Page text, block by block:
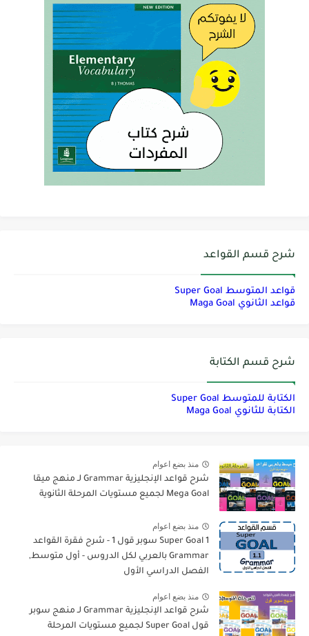
شرح قسم القواعد
قواعد المتوسط Super Goal
قواعد الثانوي Maga Goal
شرح قسم الكتابة
الكتابة للمتوسط Super Goal
الكتابة للثانوي Maga Goal
منذ بضع اعوام
شرح قواعد الإنجليزية Grammar لـ منهج ميقا
Mega Goal لجميع مستويات المرحلة الثانوية
منذ بضع اعوام
Super Goal 1 سوبر قول 1 - شرح فقرة القواعد
Grammar بالعربي لكل الدروس - أول متوسط,
الفصل الدراسي الأول
منذ بضع اعوام
شرح قواعد الإنجليزية Grammar لـ منهج سوبر
قول Super Goal لجميع مستويات المرحلة